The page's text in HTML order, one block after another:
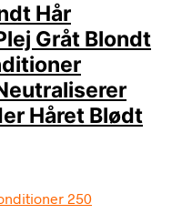
Hår
Gråt Blondt
Håret Blødt